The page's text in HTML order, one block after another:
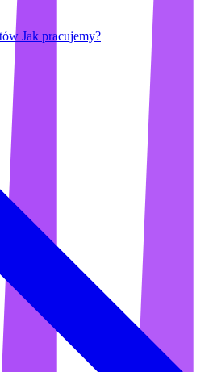
Jak pracujemy?